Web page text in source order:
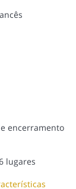
encerramento
lugares